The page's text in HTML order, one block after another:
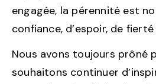
engagée, la pérennité est
confiance, d’espoir, de
Nous avons toujours prôné
souhaitons continuer